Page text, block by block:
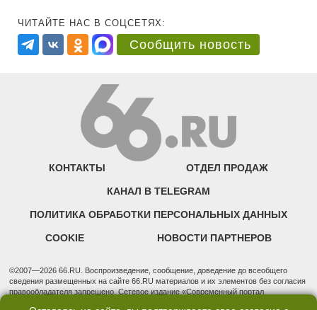
ЧИТАЙТЕ НАС В СОЦСЕТЯХ:
Сообщить новость
КОНТАКТЫ ОТДЕЛ ПРОДАЖ
КАНАЛ В TELEGRAM
ПОЛИТИКА ОБРАБОТКИ ПЕРСОНАЛЬНЫХ ДАННЫХ
COOKIE НОВОСТИ ПАРТНЕРОВ
©2007—2026 66.RU. Воспроизведение, сообщение, доведение до всеобщего
сведения размещенных на сайте 66.RU материалов и их элементов без согласия
правообладателя запрещено. Сетевое издание «Современный портал